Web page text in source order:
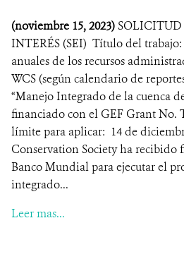
(noviembre 15, 2023)SOLICITUD
INTERÉS (SEI) Título del
anuales de los recursos
WCS (según calendario de
“Manejo Integrado de la cuenca
financiado con el GEF Grant No.
límite para aplicar: 14 de
Conservation Society ha
Banco Mundial para ejecutar el
integrado...
Leer mas...